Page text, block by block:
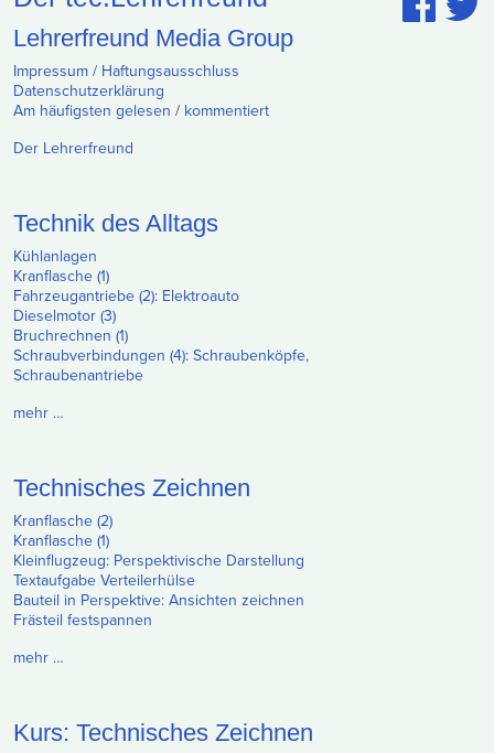
Lehrerfreund Media Group
Impressum / Haftungsausschluss
Datenschutzerklärung
Am häufigsten gelesen / kommentiert
Der Lehrerfreund
Technik des Alltags
Kühlanlagen
Kranflasche (1)
Fahrzeugantriebe (2): Elektroauto
Dieselmotor (3)
Bruchrechnen (1)
Schraubverbindungen (4): Schraubenköpfe,
Schraubenantriebe
mehr …
Technisches Zeichnen
Kranflasche (2)
Kranflasche (1)
Kleinflugzeug: Perspektivische Darstellung
Textaufgabe Verteilerhülse
Bauteil in Perspektive: Ansichten zeichnen
Frästeil festspannen
mehr …
Kurs: Technisches Zeichnen